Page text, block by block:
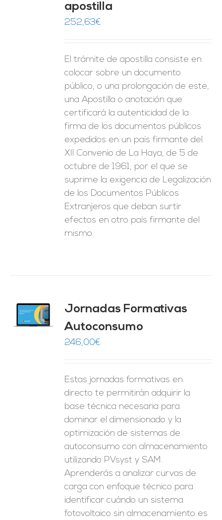
apostilla
252,63€
El trámite de apostilla consiste en
colocar sobre un documento
público, o una prolongación de este,
una Apostilla o anotación que
certificará la autenticidad de la
firma de los documentos públicos
expedidos en un país firmante del
XII Convenio de La Haya, de 5 de
octubre de 1961, por el que se
suprime la exigencia de Legalización
de los Documentos Públicos
Extranjeros que deban surtir
efectos en otro país firmante del
mismo.
Jornadas Formativas
Autoconsumo
246,00€
Estas jornadas formativas en
directo te permitirán adquirir la
base técnica necesaria para
dominar el dimensionado y la
optimización de sistemas de
autoconsumo con almacenamiento
utilizando PVsyst y SAM.
Aprenderás a analizar curvas de
carga con enfoque técnico para
identificar cuándo un sistema
fotovoltaico sin almacenamiento es